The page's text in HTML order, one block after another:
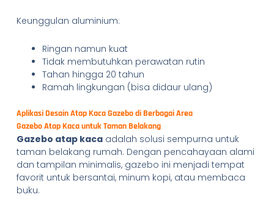
Keunggulan aluminium:
Ringan namun kuat
Tidak membutuhkan perawatan rutin
Tahan hingga 20 tahun
Ramah lingkungan (bisa didaur ulang)
Aplikasi Desain Atap Kaca Gazebo di Berbagai Area
Gazebo Atap Kaca untuk Taman Belakang
Gazebo atap kacaadalah solusi sempurna untuk
taman belakang rumah. Dengan pencahayaan alami
dan tampilan minimalis, gazebo ini menjadi tempat
favorit untuk bersantai, minum kopi, atau membaca
buku.